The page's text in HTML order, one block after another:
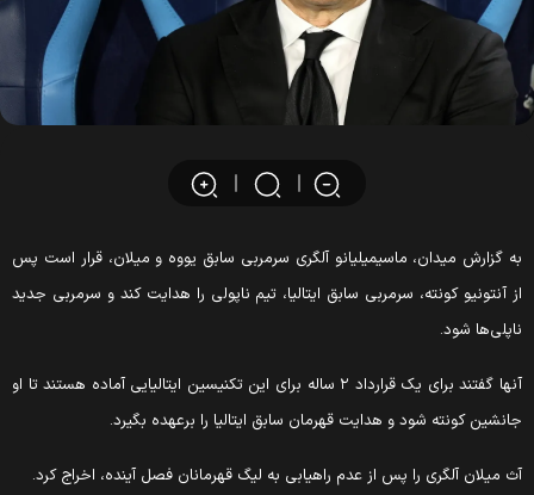
گزارش میدان، ماسیمیلیانو آلگری سرمربی سابق یووه و میلان، قرار است پس
آنتونیو کونته، سرمربی سابق ایتالیا، تیم ناپولی را هدایت کند و سرمربی جدید
شود.
آنها گفتند برای یک قرارداد ۲ ساله برای این تکنیسین ایتالیایی آماده هستند تا او
کونته شود و هدایت قهرمان سابق ایتالیا را برعهده بگیرد.
میلان آلگری را پس از عدم راهیابی به لیگ قهرمانان فصل آینده، اخراج کرد.